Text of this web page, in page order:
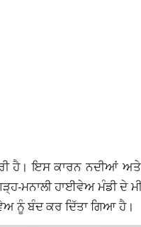
ਜਾਰੀ ਹੈ। ਇਸ ਕਾਰਨ
ਮਨਾਲੀ ਹਾਈਵੇਅ ਮੰਡੀ ਦੇ
ਨੂੰ ਬੰਦ ਕਰ ਦਿੱਤਾ ਗਿਆ ਹੈ।